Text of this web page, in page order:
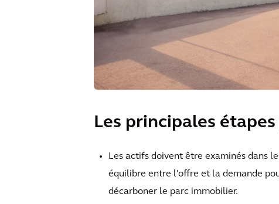
Les principales
Les actifs doivent être examinés dans
équilibre entre l'offre et la demande
décarboner le parc immobilier.